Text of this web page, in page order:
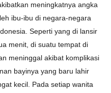
meningkatnya angka
ibu-ibu di negara-negara
Seperti yang di lansir
menit, di suatu tempat di
meninggal akibat komplikasi
bayinya yang baru lahir
kecil. Pada setiap wanita